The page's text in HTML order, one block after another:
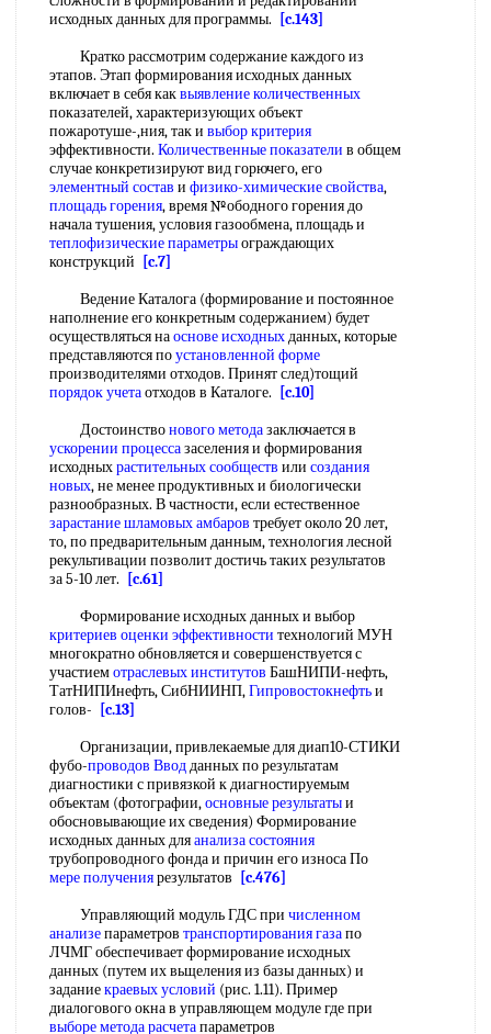
исходных данных для программы.
[c.143]
Кратко рассмотрим содержание каждого из
этапов. Этап формирования исходных данных
включает в себя каквыявление количественных
показателей, характеризующих объект
пожаротуше-,ния, так и выбор критерия
эффективности. Количественные показатели в общем
случае конкретизируют вид горючего, его
элементный состав и физико-химические свойства,
площадь горения, время №ободного горения до
начала тушения, условия газообмена, площадь и
теплофизические параметрыограждающих
конструкций
[c.7]
Ведение Каталога (формирование и постоянное
наполнение его конкретным содержанием) будет
осуществляться наоснове исходныхданных, которые
представляются поустановленной форме
производителями отходов. Принят след)тощий
порядок учетаотходов в Каталоге.
[c.10]
Достоинствонового методазаключается в
ускорении процессазаселения и формирования
исходныхрастительных сообществ или создания
новых, не менее продуктивных и биологически
разнообразных. В частности, если естественное
зарастаниешламовых амбаров требует около 20 лет,
то, по предварительным данным, технология лесной
рекультивации позволит достичь таких результатов
за 5-10 лет.
[c.61]
Формирование исходных данных и выбор
критериев оценки эффективности технологий МУН
многократно обновляется и совершенствуется с
участиемотраслевых институтов БашНИПИ-нефть,
ТатНИПИнефть, СибНИИНП,Гипровостокнефтьи
голов-
[c.13]
Организации, привлекаемые для диап10-СТИКИ
фубо-проводов Вводданных по результатам
диагностики с привязкой к диагностируемым
объектам (фотографии,основные результатыи
обосновывающие их сведения) Формирование
исходных данных дляанализа состояния
трубопроводного фонда и причин его износа По
мере получениярезультатов
[c.476]
Управляющий модуль ГДС при численном
анализепараметров транспортирования газапо
ЛЧМГ обеспечивает формирование исходных
данных (путем их вьщеления из базы данных) и
заданиекраевых условий (рис. 1.11). Пример
диалогового окна в управляющем модуле где при
выборе метода расчетапараметров